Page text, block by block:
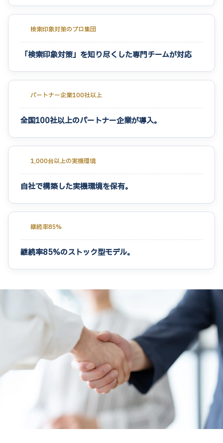
検索印象対策のプロ集団
「検索印象対策」を知り尽くした専門チームが対応
パートナー企業100社以上
全国100社以上のパートナー企業が導入。
1,000台以上の実機環境
自社で構築した実機環境を保有。
継続率85%
継続率85%のストック型モデル。